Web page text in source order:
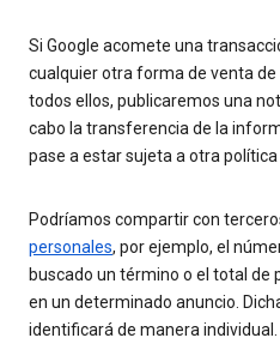
Si Google acomete una
cualquier otra forma de venta de
todos ellos, publicaremos una
cabo la transferencia de la
pase a estar sujeta a otra política
Podríamos compartir con
personales, por ejemplo, el
buscado un término o el total de
en un determinado anuncio.
identificará de manera individual.